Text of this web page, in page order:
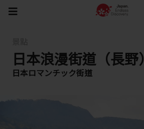
日本浪漫街道（長野）
日本ロマンチック街道